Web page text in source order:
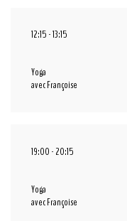
12:15 -13:15
Yoga
avec Françoise
19:00 - 20:15
Yoga
avec Françoise